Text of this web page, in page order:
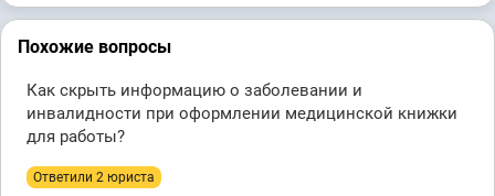
Похожие вопросы
Как скрыть информацию о заболевании и
инвалидности при оформлении медицинской книжки
для работы?
Ответили 2 юристa